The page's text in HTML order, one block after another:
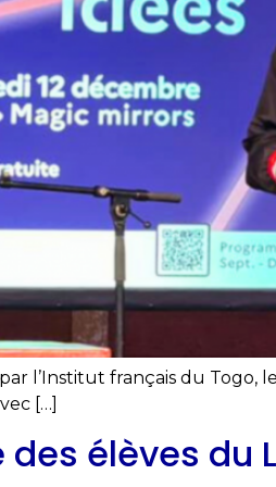
l’Institut français du
[…]
élèves du